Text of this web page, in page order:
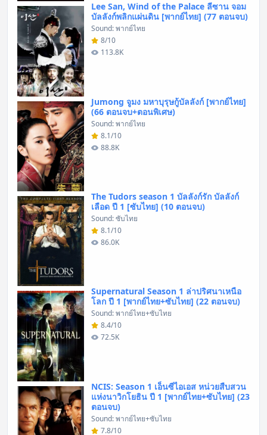
Lee San, Wind of the Palace ลีซาน จอม
บัลลังก์พลิกแผ่นดิน [พากย์ไทย] (77 ตอนจบ)
Sound: พากย์ไทย
8/10
113.8K
Jumong จูมง มหาบุรุษกู้บัลลังก์ [พากย์ไทย]
(66 ตอนจบ+ตอนพิเศษ)
Sound: พากย์ไทย
8.1/10
88.8K
The Tudors season 1 บัลลังก์รัก บัลลังก์
เลือด ปี 1 [ซับไทย] (10 ตอนจบ)
Sound: ซับไทย
8.1/10
86.0K
Supernatural Season 1 ล่าปริศนาเหนือ
โลก ปี 1 [พากย์ไทย+ซับไทย] (22 ตอนจบ)
Sound: พากย์ไทย+ซับไทย
8.4/10
72.5K
NCIS: Season 1 เอ็นซีไอเอส หน่วยสืบสวน
แห่งนาวิกโยธิน ปี 1 [พากย์ไทย+ซับไทย] (23
ตอนจบ)
Sound: พากย์ไทย+ซับไทย
7.8/10